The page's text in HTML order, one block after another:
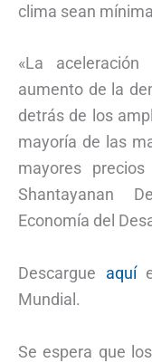
clima sean
«La
aumento de la
detrás de los
mayoría de las
mayores
Shantayanan
Economía del
Descargue aquí
Mundial.
Se espera que